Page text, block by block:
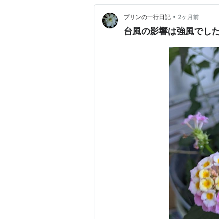
プリンの一行日記 • 2ヶ月前
台風の影響は強風でし